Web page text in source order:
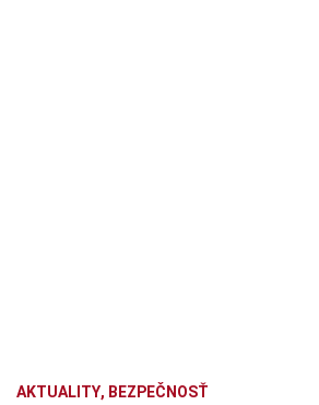
AKTUALITY, BEZPEČNOSŤ